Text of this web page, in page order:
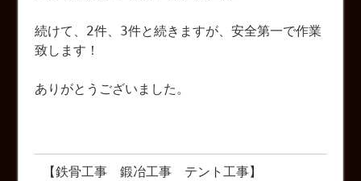
続けて、2件、3件と続きますが、安全第一で作業
致します！
ありがとうございました。
【鉄骨工事 鍛冶工事 テント工事】